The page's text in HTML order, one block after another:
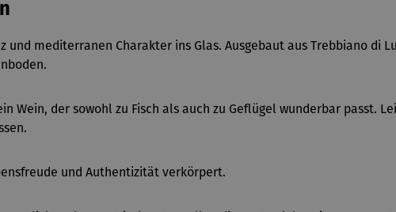
und mediterranen Charakter ins Glas. Ausgebaut aus Trebbiano di
Wein, der sowohl zu Fisch als auch zu Geflügel wunderbar passt.
und Authentizität verkörpert.